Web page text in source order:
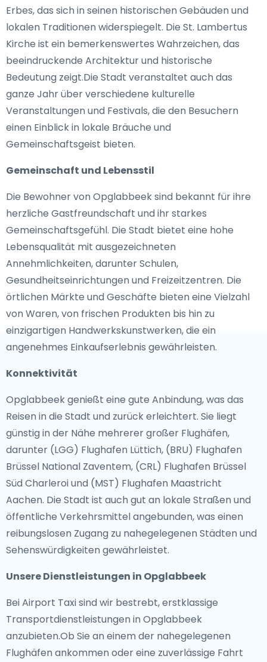
Erbes, das sich in seinen historischen Gebäuden und
lokalen Traditionen widerspiegelt. Die St. Lambertus
Kirche ist ein bemerkenswertes Wahrzeichen, das
beeindruckende Architektur und historische
Bedeutung zeigt.Die Stadt veranstaltet auch das
ganze Jahr über verschiedene kulturelle
Veranstaltungen und Festivals, die den Besuchern
einen Einblick in lokale Bräuche und
Gemeinschaftsgeist bieten.
Gemeinschaft und Lebensstil
Die Bewohner von Opglabbeek sind bekannt für ihre
herzliche Gastfreundschaft und ihr starkes
Gemeinschaftsgefühl. Die Stadt bietet eine hohe
Lebensqualität mit ausgezeichneten
Annehmlichkeiten, darunter Schulen,
Gesundheitseinrichtungen und Freizeitzentren. Die
örtlichen Märkte und Geschäfte bieten eine Vielzahl
von Waren, von frischen Produkten bis hin zu
einzigartigen Handwerkskunstwerken, die ein
angenehmes Einkaufserlebnis gewährleisten.
Konnektivität
Opglabbeek genießt eine gute Anbindung, was das
Reisen in die Stadt und zurück erleichtert. Sie liegt
günstig in der Nähe mehrerer großer Flughäfen,
darunter (LGG) Flughafen Lüttich, (BRU) Flughafen
Brüssel National Zaventem, (CRL) Flughafen Brüssel
Süd Charleroi und (MST) Flughafen Maastricht
Aachen. Die Stadt ist auch gut an lokale Straßen und
öffentliche Verkehrsmittel angebunden, was einen
reibungslosen Zugang zu nahegelegenen Städten und
Sehenswürdigkeiten gewährleistet.
Unsere Dienstleistungen in Opglabbeek
Bei Airport Taxi sind wir bestrebt, erstklassige
Transportdienstleistungen in Opglabbeek
anzubieten.Ob Sie an einem der nahegelegenen
Flughäfen ankommen oder eine zuverlässige Fahrt